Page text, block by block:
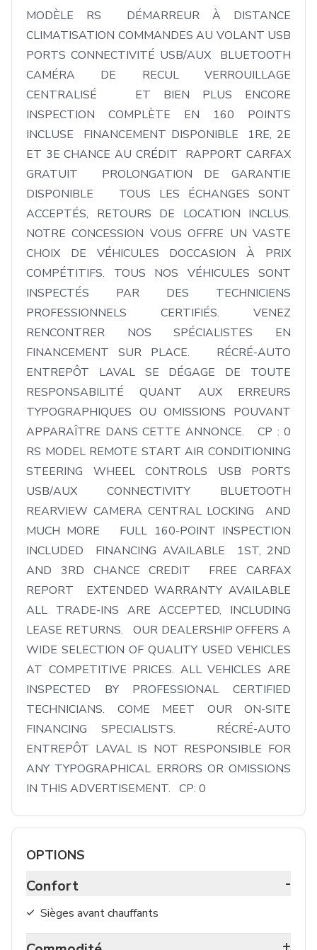
MODÈLE RS  DÉMARREUR À DISTANCE
CLIMATISATION COMMANDES AU VOLANT USB
PORTS CONNECTIVITÉ USB/AUX  BLUETOOTH
CAMÉRA DE RECUL VERROUILLAGE
CENTRALISÉ   ET BIEN PLUS ENCORE
INSPECTION COMPLÈTE EN 160 POINTS
INCLUSE  FINANCEMENT DISPONIBLE  1RE, 2E
ET 3E CHANCE AU CRÉDIT  RAPPORT CARFAX
GRATUIT  PROLONGATION DE GARANTIE
DISPONIBLE   TOUS LES ÉCHANGES SONT
ACCEPTÉS, RETOURS DE LOCATION INCLUS.
NOTRE CONCESSION VOUS OFFRE UN VASTE
CHOIX DE VÉHICULES DOCCASION À PRIX
COMPÉTITIFS. TOUS NOS VÉHICULES SONT
INSPECTÉS PAR DES TECHNICIENS
PROFESSIONNELS CERTIFIÉS. VENEZ
RENCONTRER NOS SPÉCIALISTES EN
FINANCEMENT SUR PLACE.   RÉCRÉ-AUTO
ENTREPÔT LAVAL SE DÉGAGE DE TOUTE
RESPONSABILITÉ QUANT AUX ERREURS
TYPOGRAPHIQUES OU OMISSIONS POUVANT
APPARAÎTRE DANS CETTE ANNONCE.   CP : 0
RS MODEL REMOTE START AIR CONDITIONING
STEERING WHEEL CONTROLS USB PORTS
USB/AUX CONNECTIVITY BLUETOOTH
REARVIEW CAMERA CENTRAL LOCKING  AND
MUCH MORE   FULL 160-POINT INSPECTION
INCLUDED  FINANCING AVAILABLE  1ST, 2ND
AND 3RD CHANCE CREDIT  FREE CARFAX
REPORT  EXTENDED WARRANTY AVAILABLE
ALL TRADE-INS ARE ACCEPTED, INCLUDING
LEASE RETURNS.   OUR DEALERSHIP OFFERS A
WIDE SELECTION OF QUALITY USED VEHICLES
AT COMPETITIVE PRICES. ALL VEHICLES ARE
INSPECTED BY PROFESSIONAL CERTIFIED
TECHNICIANS. COME MEET OUR ON-SITE
FINANCING SPECIALISTS.   RÉCRÉ-AUTO
ENTREPÔT LAVAL IS NOT RESPONSIBLE FOR
ANY TYPOGRAPHICAL ERRORS OR OMISSIONS
IN THIS ADVERTISEMENT.   CP: 0
OPTIONS
Confort -
Sièges avant chauffants
+